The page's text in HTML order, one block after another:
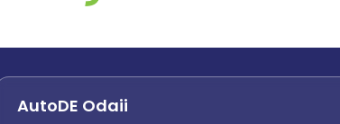
AutoDE Odaii